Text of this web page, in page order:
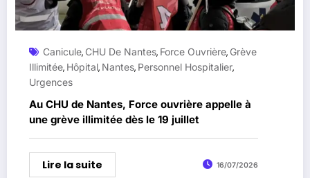
Canicule, CHU De Nantes, Force Ouvrière, Grève
Illimitée, Hôpital, Nantes, Personnel Hospitalier,
Urgences
Au CHU de Nantes, Force ouvrière appelle à
une grève illimitée dès le 19 juillet
Lire la suite 16/07/2026